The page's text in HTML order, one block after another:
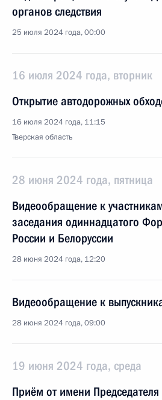
органов следствия
25 июля 2024 года, 00:00
16 июля 2024 года, вторник
Открытие автодорожных
16 июля 2024 года, 11:15
Тверская область
28 июня 2024 года, пятница
Видеообращение к
заседания одиннадцатого
России и Белоруссии
28 июня 2024 года, 12:20
Видеообращение к
28 июня 2024 года, 09:00
19 июня 2024 года, среда
Приём от имени Председателя